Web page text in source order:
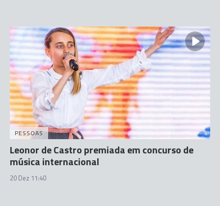
PESSOAS
Leonor de Castro premiada em concurso de
música internacional
20 Dez 11:40